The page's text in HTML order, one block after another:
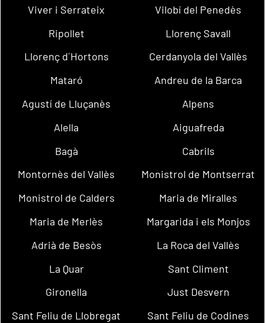
Viver i Serrateix
Vilobí del Penedès
Ripollet
Llorenç Savall
Llorenç d´Hortons
Cerdanyola del Vallès
Mataró
Andreu de la Barca
Agustí de Lluçanès
Alpens
Alella
Aiguafreda
Bagà
Cabrils
Montornès del Vallès
Monistrol de Montserrat
Monistrol de Calders
Maria de Miralles
Maria de Merlès
Margarida i els Monjos
Adrià de Besòs
La Roca del Vallès
La Quar
Sant Climent
Gironella
Just Desvern
Sant Feliu de Llobregat
Sant Feliu de Codines